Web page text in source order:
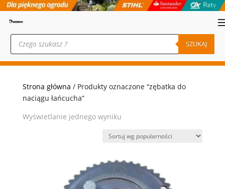
Wyszukiwarka
produktów SZUKAJ
Strona główna / Produkty oznaczone “zębatka do
naciągu łańcucha”
Wyświetlanie jednego wyniku